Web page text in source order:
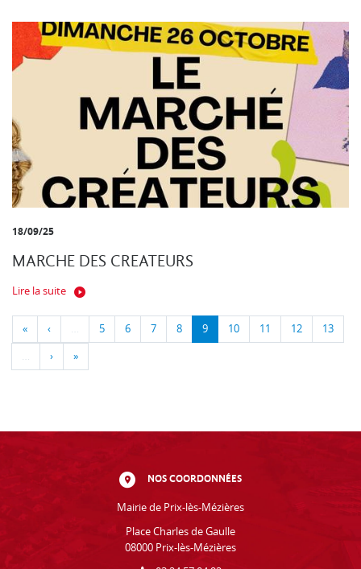
18/09/25
MARCHE DES CREATEURS
Lire la suite
« ‹ … 5 6 7 8 9 10 11 12 13
… › »
NOS COORDONNÉES
Mairie de Prix-lès-Mézières
Place Charles de Gaulle
08000 Prix-lès-Mézières